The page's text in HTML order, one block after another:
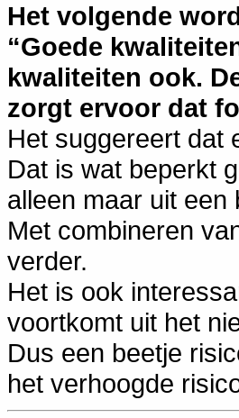
Het volgende
“Goede
kwaliteiten ook.
zorgt ervoor dat
Het suggereert dat
Dat is wat beperkt
alleen maar uit
Met combineren
verder.
Het is ook
voortkomt uit het
Dus een beetje
het verhoogde